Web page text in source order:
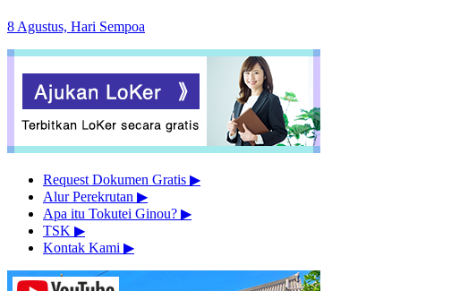
8 Agustus, Hari Sempoa
Request Dokumen Gratis ▶︎
Alur Perekrutan ▶︎
Apa itu Tokutei Ginou? ▶︎
TSK ▶︎
Kontak Kami ▶︎